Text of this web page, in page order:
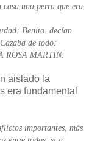
casa una perra que era
Benito. decían
de todo:
ROSA MARTÍN.
aislado la
era fundamental
importantes, más